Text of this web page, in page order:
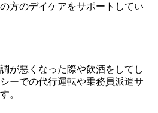
方のデイケアをサポートしてい
が悪くなった際や飲酒をしてし
ーでの代行運転や乗務員派遣サ
。